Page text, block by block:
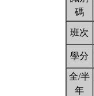
碼
班次
學分
全/半
年